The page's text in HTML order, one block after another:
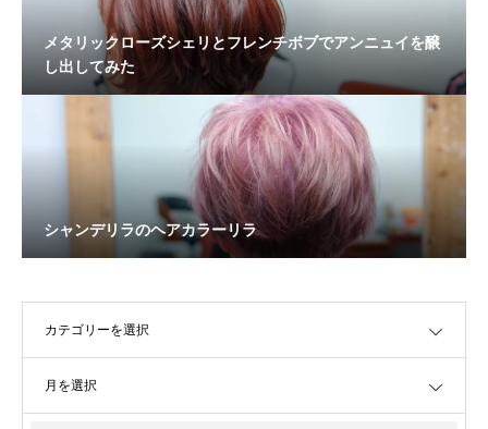
メタリックローズシェリとフレンチボブでアンニュイを醸
し出してみた
シャンデリラのヘアカラーリラ